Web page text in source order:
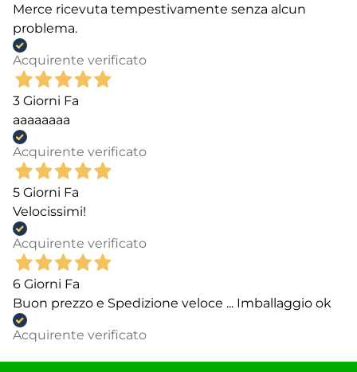
Merce ricevuta tempestivamente senza alcun
problema.
Acquirente verificato
3 Giorni Fa
aaaaaaaa
Acquirente verificato
5 Giorni Fa
Velocissimi!
Acquirente verificato
6 Giorni Fa
Buon prezzo e Spedizione veloce ... Imballaggio ok
Acquirente verificato